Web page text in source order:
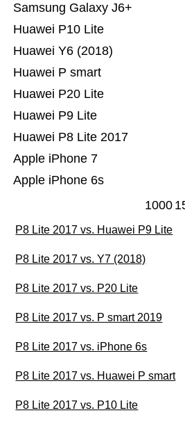
Apple iPhone 6s
Apple iPhone 7
Huawei P8 Lite 2017
Huawei P9 Lite
Huawei P20 Lite
Huawei P smart
Huawei Y6 (2018)
Huawei P10 Lite
Samsung Galaxy J6+
1000
P8 Lite 2017 vs. Huawei P9 Lite
P8 Lite 2017 vs. Y7 (2018)
P8 Lite 2017 vs. P20 Lite
P8 Lite 2017 vs. P smart 2019
P8 Lite 2017 vs. iPhone 6s
P8 Lite 2017 vs. Huawei P smart
P8 Lite 2017 vs. P10 Lite